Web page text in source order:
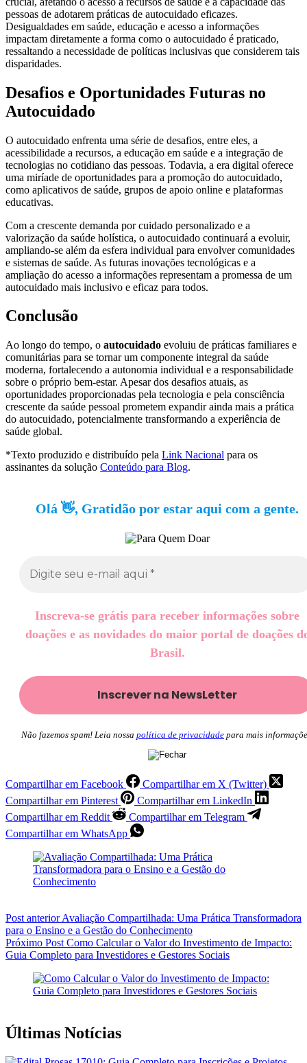
pessoas de adotarem práticas de autocuidado eficazes.
Desigualdades em saúde, educação e acesso a informações
impactam diretamente a forma como o autocuidado é praticado,
ressaltando a necessidade de políticas inclusivas que considerem tais
disparidades.
Desafios e Oportunidades Futuras no
Autocuidado
O autocuidado enfrenta uma série de desafios, entre eles, a
acessibilidade a recursos, a educação em saúde e a integração de
tecnologias no cotidiano das pessoas. Todavia, a era digital oferece
uma miríade de oportunidades para a promoção do autocuidado,
como aplicativos de saúde, grupos de apoio online e plataformas
educativas.
Com a crescente demanda por cuidado personalizado e a
valorização da saúde holística, o autocuidado continuará a evoluir,
ampliando-se além da esfera individual para envolver comunidades
e sistemas de saúde. As futuras inovações tecnológicas e a
ampliação do acesso a informações representam a promessa de um
autocuidado mais inclusivo e eficaz para todos.
Conclusão
Ao longo do tempo, o autocuidado evoluiu de práticas familiares e
comunitárias para se tornar um componente integral da saúde
moderna, fortalecendo a autonomia individual e a responsabilidade
sobre o próprio bem-estar. Apesar dos desafios atuais, as
oportunidades proporcionadas pela tecnologia e pela consciência
crescente da saúde pessoal prometem expandir ainda mais a prática
do autocuidado, potencialmente transformando a experiência de
saúde global.
*Texto produzido e distribuído pela Link Nacional para os
assinantes da solução Conteúdo para Blog.
Olá 👋, Gratidão por estar aqui com a gente.
Inscreva-se grátis para receber informações sobre
doações e as novidades do maior portal de doações
Brasil.
Não fazemos spam! Leia nossa política de privacidade para mais
Compartilhar em Facebook
Compartilhar em X (Twitter)
Compartilhar em Pinterest
Compartilhar em LinkedIn
Compartilhar em Reddit
Compartilhar em Telegram
Compartilhar em WhatsApp
Post anteriorAvaliação Compartilhada: Uma Prática Transformadora
para o Ensino e a Gestão do Conhecimento
Próximo Post Como Calcular o Valor do Investimento de Impacto:
Guia Completo para Investidores e Gestores Sociais
Últimas Notícias